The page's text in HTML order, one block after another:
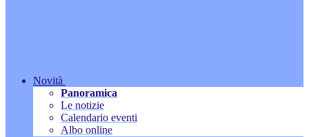
Novità
Panoramica
Le notizie
Calendario eventi
Albo online